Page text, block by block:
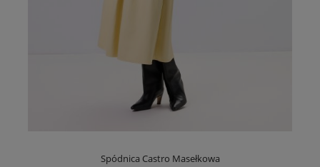
Spódnica Castro Masełkowa